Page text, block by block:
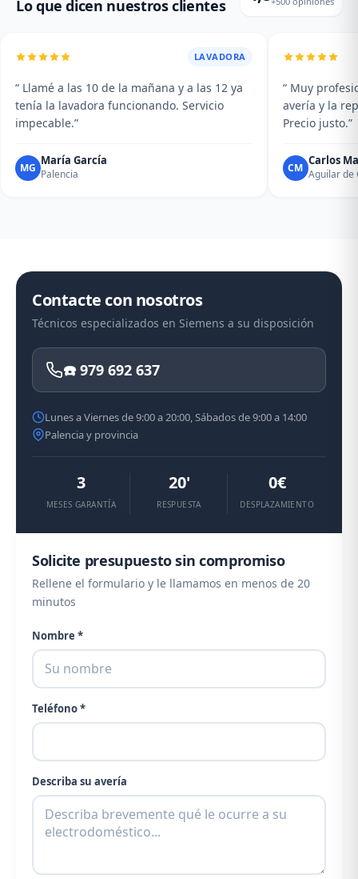
Lo que dicen nuestros clientes
LAVADORA
“ Llamé a las 10 de la mañana y a las 12 ya
tenía la lavadora funcionando. Servicio
impecable.”
MG
María García
Palencia
“ Muy
avería y la
Precio justo.”
CM
Carlos
Aguilar de
Contacte con nosotros
Técnicos especializados en Siemens a su disposición
☎️ 979 692 637
Lunes a Viernes de 9:00 a 20:00, Sábados de 9:00 a 14:00
Palencia y provincia
3
MESES GARANTÍA
20'
RESPUESTA
0€
DESPLAZAMIENTO
Solicite presupuesto sin compromiso
Rellene el formulario y le llamamos en menos de 20
minutos
Nombre *
Teléfono *
Describa su avería